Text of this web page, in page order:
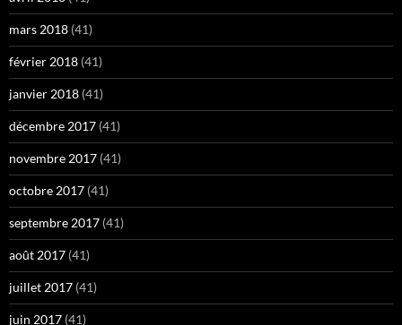
mars 2018 (41)
février 2018 (41)
janvier 2018 (41)
décembre 2017 (41)
novembre 2017 (41)
octobre 2017 (41)
septembre 2017 (41)
août 2017 (41)
juillet 2017 (41)
juin 2017 (41)